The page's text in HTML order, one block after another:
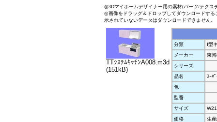
◎3Dマイホームデザイナー用の素材(パーツ/テクス
◎画像をドラッグ＆ドロップしてダウンロードす
示されていないデータはダウンロードできません。
TTｼｽﾃﾑｷｯﾁﾝA008.m3d
(151kB)
分類
I型
メーカー
東
シリーズ
品名
ｽｰﾊ
色
型番
サイズ
価格
生